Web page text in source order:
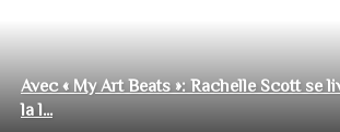
Avec « My Art Beats »: Rachelle Scott se
la l...